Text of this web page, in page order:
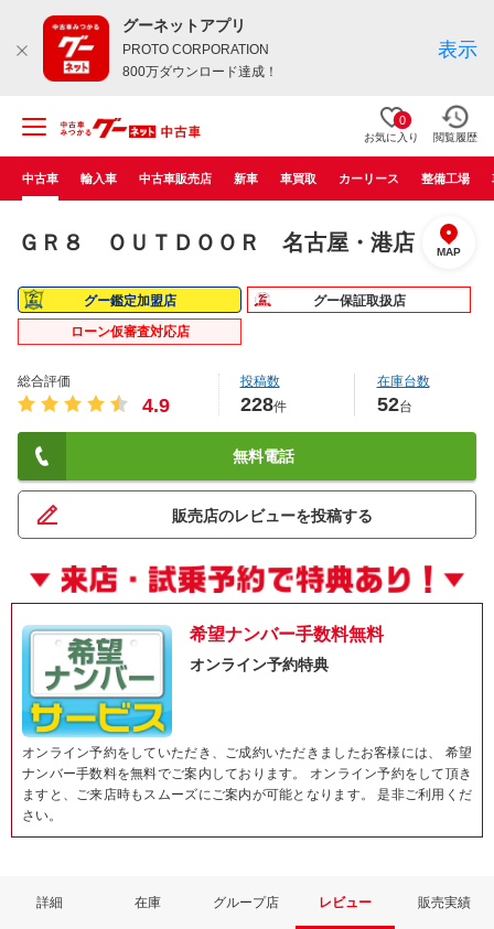
グーネットアプリ
PROTO CORPORATION
800万ダウンロード達成！
表示
0
お気に入り 閲覧履歴
中古車 輸入車 中古車販売店 新車 車買取 カーリース 整備工場
ＧＲ８ ＯＵＴＤＯＯＲ 名古屋・港店 MAP
グー鑑定加盟店
グー保証取扱店
ローン仮審査対応店
総合評価
4.9
投稿数
228件
在庫台数
52台
無料電話
販売店のレビューを投稿する
希望ナンバー手数料無料
オンライン予約特典
オンライン予約をしていただき、ご成約いただきましたお客様には、 希望
ナンバー手数料を無料でご案内しております。 オンライン予約をして頂き
ますと、ご来店時もスムーズにご案内が可能となります。 是非ご利用くだ
さい。
詳細 在庫 グループ店 レビュー 販売実績